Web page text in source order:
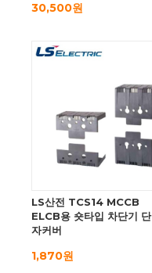
30,500원
LS산전 TCS14 MCCB
ELCB용 숏타입 차단기 단
자커버
1,870원